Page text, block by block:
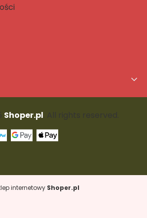
Shoper.pl
internetowy Shoper.pl